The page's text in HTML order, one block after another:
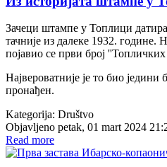
Зачеци штампе у Топлици
тачније из далеке 1932. године.
појавио се први број
Највероватније је то био једини
пронађен.
Kategorija: Društvo
Objavljeno petak, 01 mart 2024
Read more